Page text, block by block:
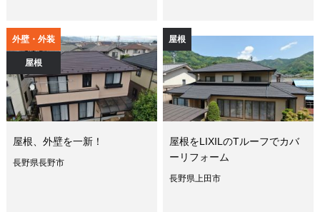
外壁・外装
屋根
屋根、外壁を一新！
長野県長野市
屋根
屋根をLIXILのTルーフでカバ
ーリフォーム
長野県上田市